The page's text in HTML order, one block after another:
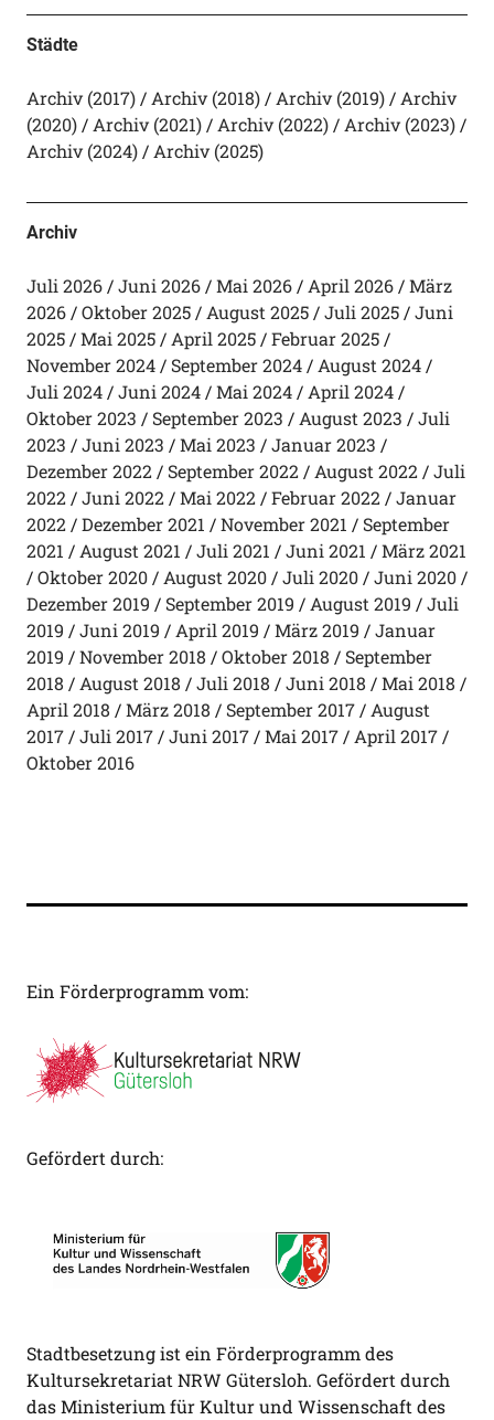
Städte
Archiv (2017) Archiv (2018) Archiv (2019)
Archiv
(2020)
Archiv (2021) Archiv (2022)
Archiv (2023)
Archiv (2024)
Archiv (2025)
Archiv
Juli 2026 Juni 2026 Mai 2026 April 2026
März
2026
Oktober 2025 August 2025 Juli 2025
Juni
2025
Mai 2025 April 2025
Februar 2025
November 2024
September 2024
August 2024
Juli 2024
Juni 2024 Mai 2024
April 2024
Oktober 2023
September 2023 August 2023
Juli
2023
Juni 2023 Mai 2023
Januar 2023
Dezember 2022
September 2022 August 2022
Juli
2022
Juni 2022 Mai 2022 Februar 2022
Januar
2022
Dezember 2021 November 2021
September
2021
August 2021 Juli 2021 Juni 2021
März 2021
Oktober 2020
August 2020 Juli 2020
Juni 2020
Dezember 2019
September 2019 August 2019
Juli
2019
Juni 2019 April 2019 März 2019
Januar
2019
November 2018 Oktober 2018
September
2018
August 2018 Juli 2018 Juni 2018
Mai 2018
April 2018
März 2018 September 2017
August
2017
Juli 2017 Juni 2017 Mai 2017
April 2017
Oktober 2016
Ein Förderprogramm vom:
Gefördert durch:
Stadtbesetzung ist ein Förderprogramm des
Kultursekretariat NRW Gütersloh. Gefördert durch
das Ministerium für Kultur und Wissenschaft des